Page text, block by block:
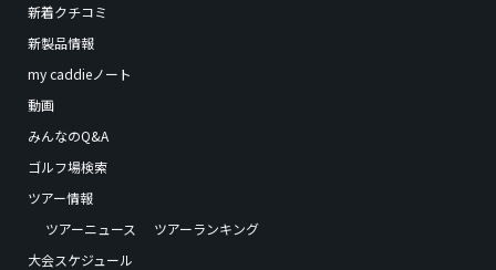
新着クチコミ
新製品情報
my caddieノート
動画
みんなのQ&A
ゴルフ場検索
ツアー情報
ツアーニュース
ツアーランキング
大会スケジュール